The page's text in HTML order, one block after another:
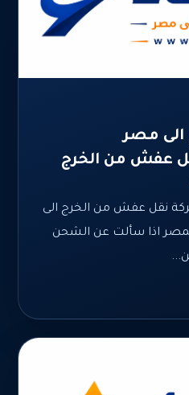
مصر
مكتب نقل عفش من الخرج
نقل عفش من الخرج الى
اذا سألت عن الشحن